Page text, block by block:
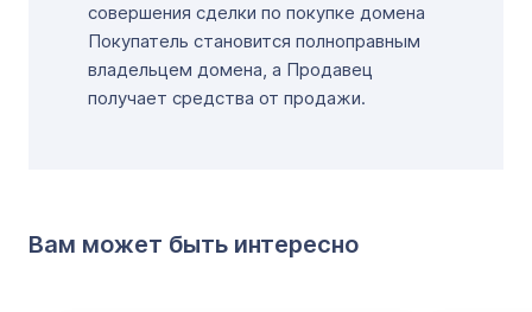
совершения сделки по покупке домена
Покупатель становится полноправным
владельцем домена, а Продавец
получает средства от продажи.
Вам может быть интересно